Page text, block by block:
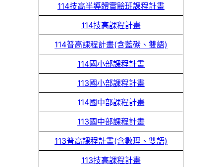
114技高半導體實驗班課程計畫
114技高課程計畫
114普高課程計畫(含藍碳、雙語)
114國小部課程計畫
113國小部課程計畫
114國中部課程計畫
113國中部課程計畫
113普高課程計畫(含數理、雙語)
113技高課程計畫